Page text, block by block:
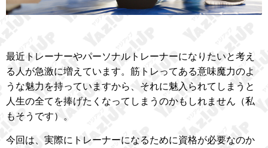
最近トレーナーやパーソナルトレーナーになりたいと考え
る人が急激に増えています。筋トレってある意味魔力のよ
うな魅力を持っていますから、それに魅入られてしまうと
人生の全てを捧げたくなってしまうのかもしれません（私
もそうです）。
今回は、実際にトレーナーになるために資格が必要なのか